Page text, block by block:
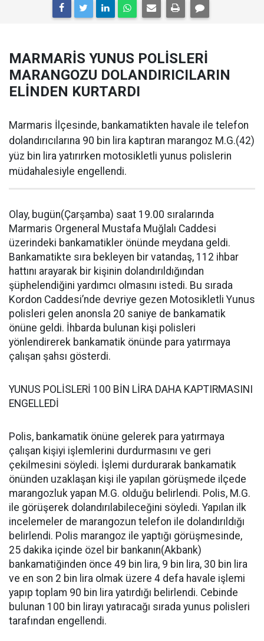
MARMARİS YUNUS POLİSLERİ
MARANGOZU DOLANDIRICILARIN
ELİNDEN KURTARDI
Marmaris İlçesinde, bankamatikten havale ile telefon
dolandırıcılarına 90 bin lira kaptıran marangoz M.G.(42)
yüz bin lira yatırırken motosikletli yunus polislerin
müdahalesiyle engellendi.
Olay, bugün(Çarşamba) saat 19.00 sıralarında
Marmaris Orgeneral Mustafa Muğlalı Caddesi
üzerindeki bankamatikler önünde meydana geldi.
Bankamatikte sıra bekleyen bir vatandaş, 112 ihbar
hattını arayarak bir kişinin dolandırıldığından
şüphelendiğini yardımcı olmasını istedi. Bu sırada
Kordon Caddesi’nde devriye gezen Motosikletli Yunus
polisleri gelen anonsla 20 saniye de bankamatik
önüne geldi. İhbarda bulunan kişi polisleri
yönlendirerek bankamatik önünde para yatırmaya
çalışan şahsı gösterdi.
YUNUS POLİSLERİ 100 BİN LİRA DAHA KAPTIRMASINI
ENGELLEDİ
Polis, bankamatik önüne gelerek para yatırmaya
çalışan kişiyi işlemlerini durdurmasını ve geri
çekilmesini söyledi. İşlemi durdurarak bankamatik
önünden uzaklaşan kişi ile yapılan görüşmede ilçede
marangozluk yapan M.G. olduğu belirlendi. Polis, M.G.
ile görüşerek dolandırılabileceğini söyledi. Yapılan ilk
incelemeler de marangozun telefon ile dolandırıldığı
belirlendi. Polis marangoz ile yaptığı görüşmesinde,
25 dakika içinde özel bir bankanın(Akbank)
bankamatiğinden önce 49 bin lira, 9 bin lira, 30 bin lira
ve en son 2 bin lira olmak üzere 4 defa havale işlemi
yapıp toplam 90 bin lira yatırdığı belirlendi. Cebinde
bulunan 100 bin lirayı yatıracağı sırada yunus polisleri
tarafından engellendi.